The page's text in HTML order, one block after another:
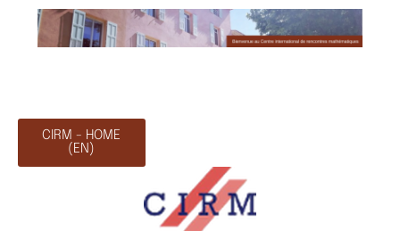
CIRM - HOME
(EN)